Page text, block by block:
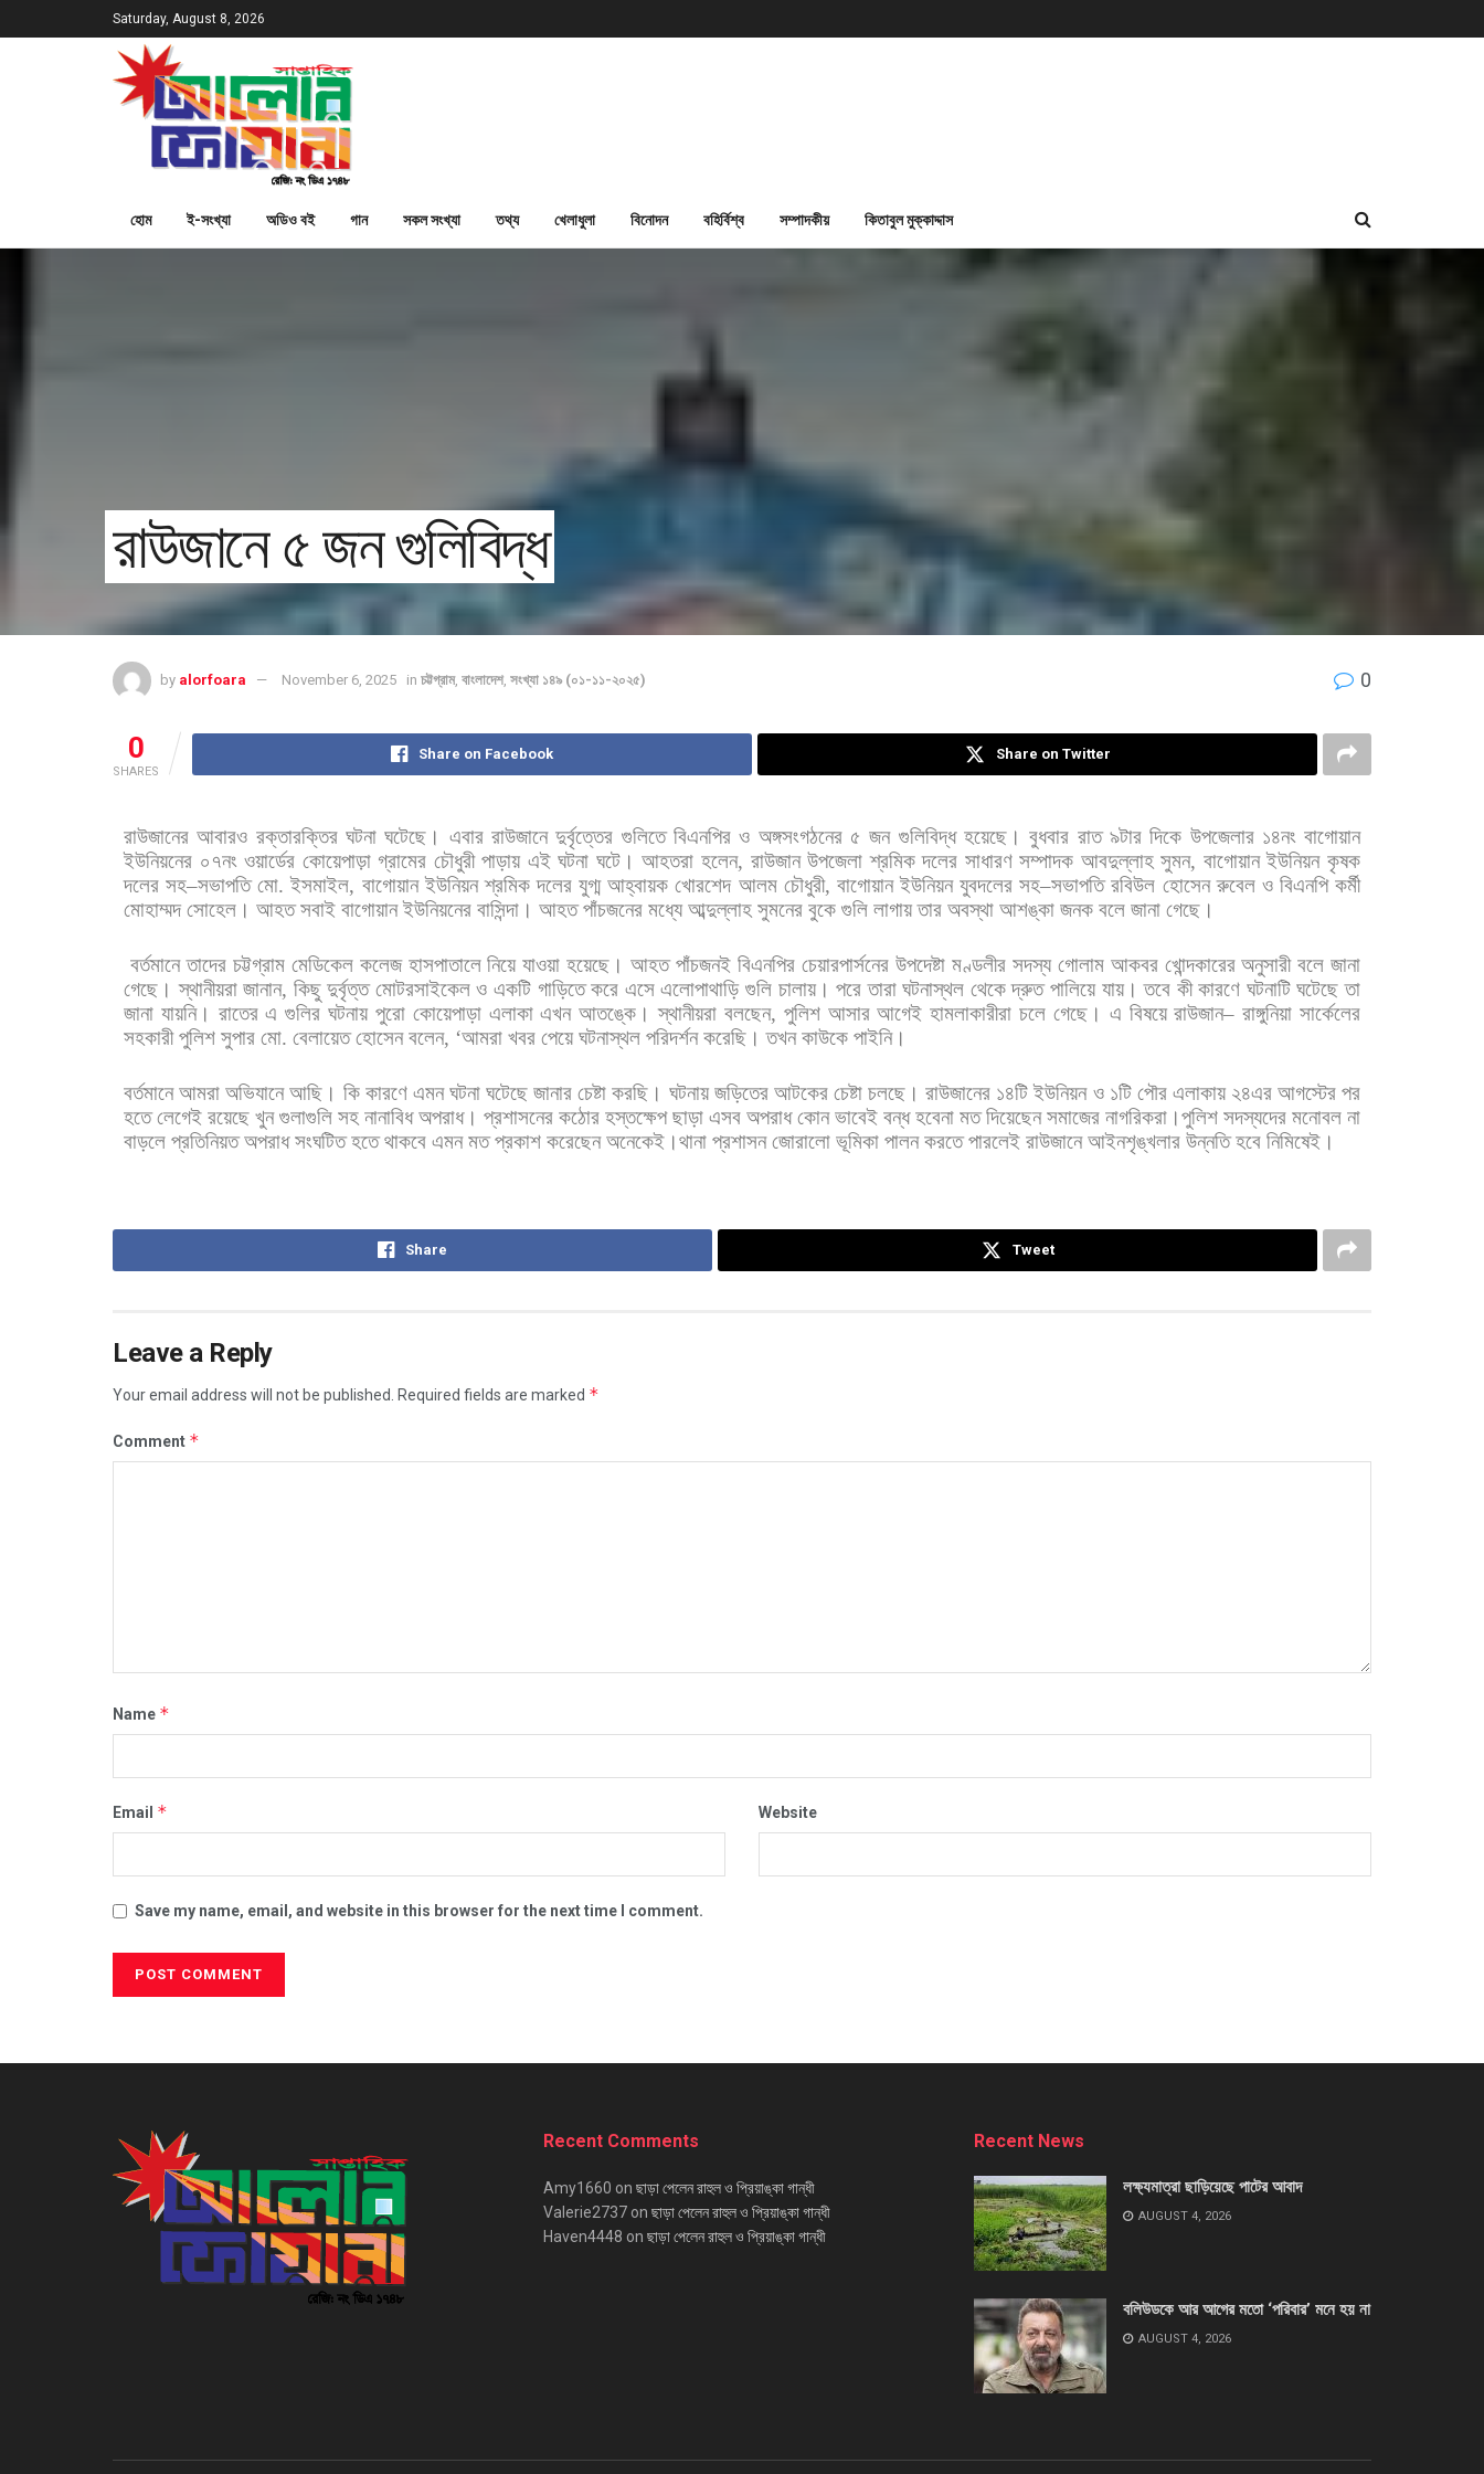
Saturday, August 8, 2026
হোম ই-সংখ্যা অডিও বই গান সকল সংখ্যা তথ্য খেলাধুলা বিনোদন বহির্বিশ্ব সম্পাদকীয় কিতাবুল মুক্কাদ্দাস
রাউজানে ৫ জন গুলিবিদ্ধ
by alorfoara November 6, 2025 in চট্টগ্রাম, বাংলাদেশ, সংখ্যা ১৪৯ (০১-১১-২০২৫) 0
0
SHARES
Share on Facebook Share on Twitter
রাউজানের আবারও রক্তারক্তির ঘটনা ঘটেছে। এবার রাউজানে দুর্বৃত্তের গুলিতে বিএনপির ও অঙ্গসংগঠনের ৫ জন গুলিবিদ্ধ হয়েছে। বুধবার রাত ৯টার দিকে উপজেলার ১৪নং বাগোয়ান
ইউনিয়নের ০৭নং ওয়ার্ডের কোয়েপাড়া গ্রামের চৌধুরী পাড়ায় এই ঘটনা ঘটে। আহতরা হলেন, রাউজান উপজেলা শ্রমিক দলের সাধারণ সম্পাদক আবদুল্লাহ সুমন, বাগোয়ান ইউনিয়ন কৃষক
দলের সহ–সভাপতি মো.ইসমাইল, বাগোয়ান ইউনিয়ন শ্রমিক দলের যুগ্ম আহ্বায়ক খোরশেদ আলম চৌধুরী, বাগোয়ান ইউনিয়ন যুবদলের সহ–সভাপতি রবিউল হোসেন রুবেল ও বিএনপি কর্মী
মোহাম্মদ সোহেল। আহত সবাই বাগোয়ান ইউনিয়নের বাসিন্দা। আহত পাঁচজনের মধ্যে আব্দুল্লাহ সুমনের বুকে গুলি লাগায় তার অবস্থা আশঙ্কা জনক বলে জানা গেছে।
বর্তমানে তাদের চট্টগ্রাম মেডিকেল কলেজ হাসপাতালে নিয়ে যাওয়া হয়েছে। আহত পাঁচজনই বিএনপির চেয়ারপার্সনের উপদেষ্টা মণ্ডলীর সদস্য গোলাম আকবর খোন্দকারের অনুসারী বলে জানা
গেছে। স্থানীয়রা জানান, কিছু দুর্বৃত্ত মোটরসাইকেল ও একটি গাড়িতে করে এসে এলোপাথাড়ি গুলি চালায়। পরে তারা ঘটনাস্থল থেকে দ্রুত পালিয়ে যায়। তবে কী কারণে ঘটনাটি ঘটেছে তা
জানা যায়নি। রাতের এ গুলির ঘটনায় পুরো কোয়েপাড়া এলাকা এখন আতঙ্কে। স্থানীয়রা বলছেন, পুলিশ আসার আগেই হামলাকারীরা চলে গেছে। এ বিষয়ে রাউজান–রাঙ্গুনিয়া সার্কেলের
সহকারী পুলিশ সুপার মো. বেলায়েত হোসেন বলেন, ‘আমরা খবর পেয়ে ঘটনাস্থল পরিদর্শন করেছি। তখন কাউকে পাইনি।
বর্তমানে আমরা অভিযানে আছি। কি কারণে এমন ঘটনা ঘটেছে জানার চেষ্টা করছি। ঘটনায় জড়িতের আটকের চেষ্টা চলছে। রাউজানের ১৪টি ইউনিয়ন ও ১টি পৌর এলাকায় ২৪এর আগস্টের পর
হতে লেগেই রয়েছে খুন গুলাগুলি সহ নানাবিধ অপরাধ। প্রশাসনের কঠোর হস্তক্ষেপ ছাড়া এসব অপরাধ কোন ভাবেই বন্ধ হবেনা মত দিয়েছেন সমাজের নাগরিকরা।পুলিশ সদস্যদের মনোবল না
বাড়লে প্রতিনিয়ত অপরাধ সংঘটিত হতে থাকবে এমন মত প্রকাশ করেছেন অনেকেই।থানা প্রশাসন জোরালো ভূমিকা পালন করতে পারলেই রাউজানে আইনশৃঙ্খলার উন্নতি হবে নিমিষেই।
Share Tweet
Leave a Reply
Your email address will not be published. Required fields are marked *
Comment *
Name *
Email * Website
Save my name, email, and website in this browser for the next time I comment.
Recent Comments
Amy1660 on ছাড়া পেলেন রাহুল ও প্রিয়াঙ্কা গান্ধী
Valerie2737 on ছাড়া পেলেন রাহুল ও প্রিয়াঙ্কা গান্ধী
Haven4448 on ছাড়া পেলেন রাহুল ও প্রিয়াঙ্কা গান্ধী
Recent News
লক্ষ্যমাত্রা ছাড়িয়েছে পাটের আবাদ
AUGUST 4, 2026
বলিউডকে আর আগের মতো ‘পরিবার’ মনে হয় না
AUGUST 4, 2026